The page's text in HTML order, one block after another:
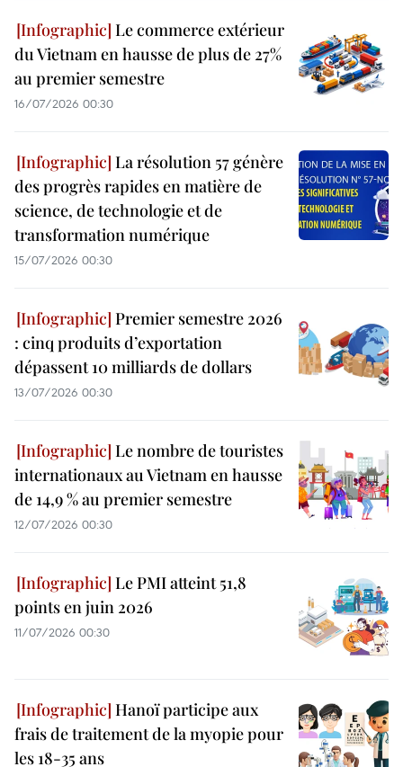
Le commerce extérieur
du Vietnam en hausse de plus de 27%
au premier semestre
16/07/2026 00:30
La résolution 57 génère
des progrès rapides en matière de
science, de technologie et de
transformation numérique
15/07/2026 00:30
Premier semestre 2026
: cinq produits d’exportation
dépassent 10 milliards de dollars
13/07/2026 00:30
Le nombre de touristes
internationaux au Vietnam en hausse
de 14,9 % au premier semestre
12/07/2026 00:30
Le PMI atteint 51,8
points en juin 2026
11/07/2026 00:30
Hanoï participe aux
frais de traitement de la myopie pour
les 18-35 ans